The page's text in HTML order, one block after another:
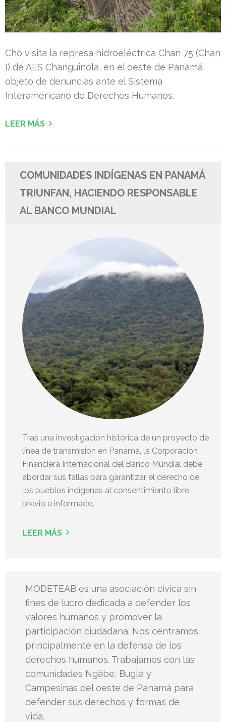
Chö visita la represa hidroeléctrica Chan 75 (Chan
I) de AES Changuinola, en el oeste de Panamá,
objeto de denuncias ante el Sistema
Interamericano de Derechos Humanos.
LEER MÁS
COMUNIDADES INDÍGENAS EN PANAMÁ
TRIUNFAN, HACIENDO RESPONSABLE
AL BANCO MUNDIAL
Tras una investigación histórica de un proyecto de
línea de transmisión en Panamá, la Corporación
Financiera Internacional del Banco Mundial debe
abordar sus fallas para garantizar el derecho de
los pueblos indígenas al consentimiento libre,
previo e informado.
LEER MÁS
MODETEAB es una asociación cívica sin
fines de lucro dedicada a defender los
valores humanos y promover la
participación ciudadana. Nos centramos
principalmente en la defensa de los
derechos humanos. Trabajamos con las
comunidades Ngäbe, Buglé y
Campesinas del oeste de Panamá para
defender sus derechos y formas de
vida.